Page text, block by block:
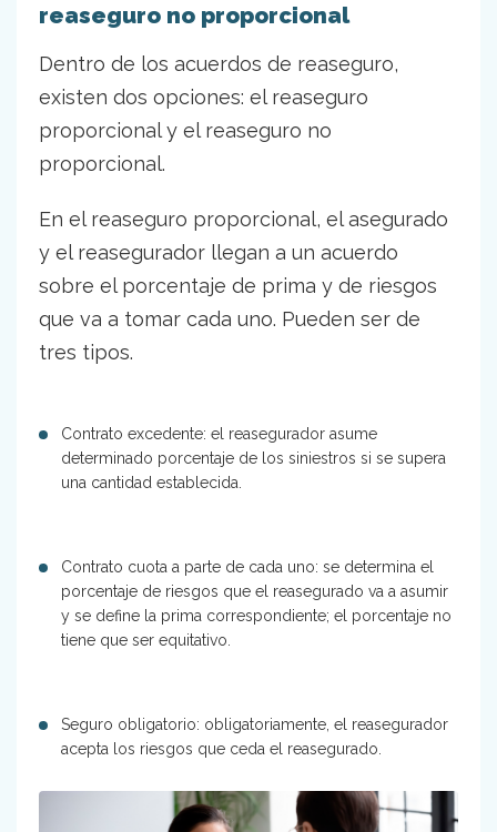
reaseguro no proporcional
Dentro de los acuerdos de reaseguro,
existen dos opciones: el reaseguro
proporcional y el reaseguro no
proporcional.
En el reaseguro proporcional, el asegurado
y el reasegurador llegan a un acuerdo
sobre el porcentaje de prima y de riesgos
que va a tomar cada uno. Pueden ser de
tres tipos.
Contrato excedente: el reasegurador asume
determinado porcentaje de los siniestros si se supera
una cantidad establecida.
Contrato cuota a parte de cada uno: se determina el
porcentaje de riesgos que el reasegurado va a asumir
y se define la prima correspondiente; el porcentaje no
tiene que ser equitativo.
Seguro obligatorio: obligatoriamente, el reasegurador
acepta los riesgos que ceda el reasegurado.